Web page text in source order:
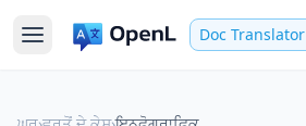
Doc Translator